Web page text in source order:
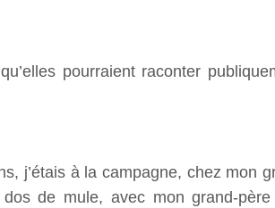
pourraient raconter
j’étais à la campagne, chez mon
dos de mule, avec mon grand-